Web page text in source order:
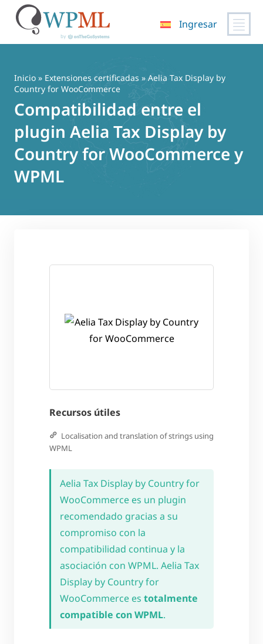
contenido
Ingresar
Inicio » Extensiones certificadas » Aelia Tax Display by
Country for WooCommerce
Compatibilidad entre el
plugin Aelia Tax Display by
Country for WooCommerce y
WPML
Recursos útiles
Localisation and translation of strings using
WPML
Aelia Tax Display by Country for
WooCommerce es un plugin
recomendado gracias a su
compromiso con la
compatibilidad continua y la
asociación con WPML. Aelia Tax
Display by Country for
WooCommerce es totalmente
compatible con WPML.